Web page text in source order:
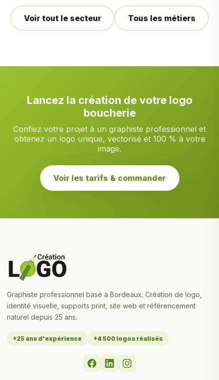
Voir tout le secteur Tous les métiers
Lancez la création de votre logo
boucherie
Confiez votre projet à un graphiste professionnel et
obtenez un logo unique, vectorisé et 100 % à votre
image.
Voir les tarifs & commander
Graphiste professionnel basé à Bordeaux. Création de logo,
identité visuelle, supports print, site web et référencement
naturel depuis 25 ans.
+25 ans d'expérience +4 500 logos réalisés